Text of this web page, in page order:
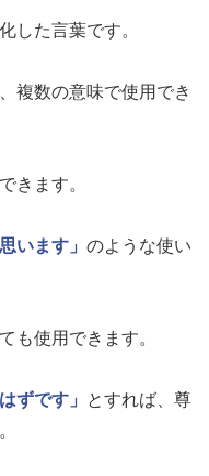
した言葉です。
複数の意味で使用でき
きます。
います」 のような使い
も使用できます。
ずです」
とすれば、尊